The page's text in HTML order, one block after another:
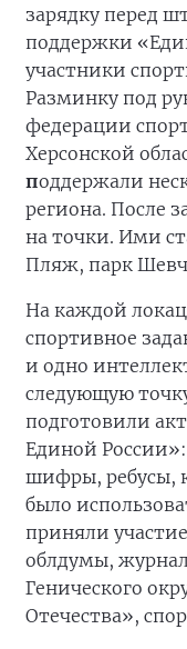
зарядку перед
поддержки
участники
Разминку под
федерации
Херсонской
поддержали
региона. После
на точки. Ими
Пляж, парк
На каждой
спортивное
и одно
следующую
подготовили
Единой
шифры, ребусы,
было
приняли
облдумы,
Генического
Отечества»,